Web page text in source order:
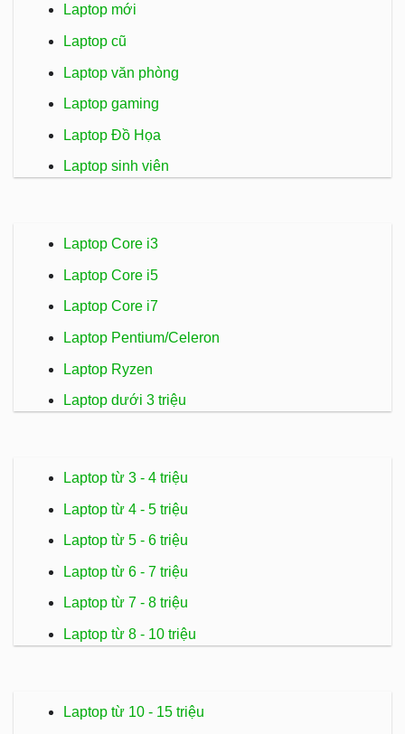
Laptop mới
Laptop cũ
Laptop văn phòng
Laptop gaming
Laptop Đồ Họa
Laptop sinh viên
Laptop Core i3
Laptop Core i5
Laptop Core i7
Laptop Pentium/Celeron
Laptop Ryzen
Laptop dưới 3 triệu
Laptop từ 3 - 4 triệu
Laptop từ 4 - 5 triệu
Laptop từ 5 - 6 triệu
Laptop từ 6 - 7 triệu
Laptop từ 7 - 8 triệu
Laptop từ 8 - 10 triệu
Laptop từ 10 - 15 triệu